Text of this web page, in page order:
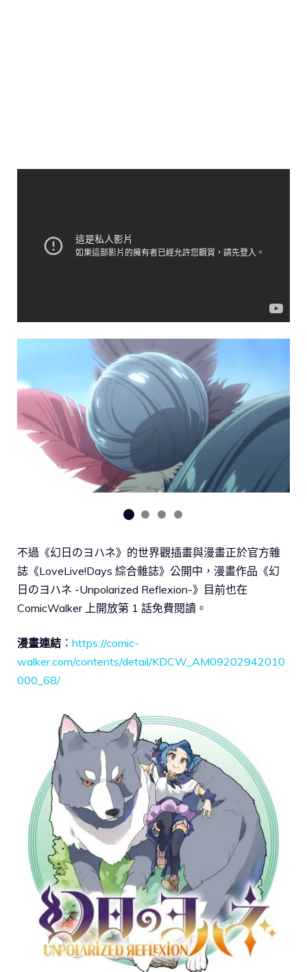
不過《幻日のヨハネ》的世界觀插畫與漫畫正於官方雜
誌《LoveLive!Days 綜合雜誌》公開中，漫畫作品《幻
日のヨハネ -Unpolarized Reflexion-》目前也在
ComicWalker 上開放第 1 話免費閱讀。
漫畫連結 ： https://comic-
walker.com/contents/detail/KDCW_AM09202942010
000_68/